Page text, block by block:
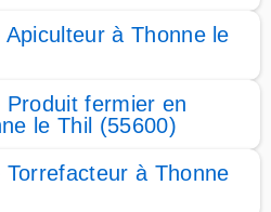
à Thonne le
fermier en
le Thil (55600)
à Thonne